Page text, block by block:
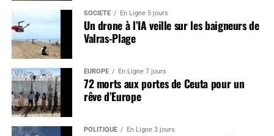
SOCIÉTÉ En Ligne 5 jours
Un drone à l’IA veille sur les baigneurs de
Valras-Plage
EUROPE En Ligne 7 jours
72 morts aux portes de Ceuta pour un
rêve d’Europe
POLITIQUE En Ligne 3 jours